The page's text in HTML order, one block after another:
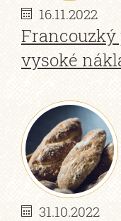
16.11.2022
vysoké
31.10.2022